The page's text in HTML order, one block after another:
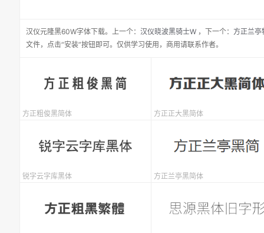
汉仪元隆黑60W字体下载。 上一个： 汉仪晓波黑骑士W ， 下一个： 方正兰亭
文件，点击“安装”按钮即可。仅供学习使用，商用请联系作者。
方正粗俊黑简体 方正正大黑简体
锐字云字库黑体 方正兰亭黑简体